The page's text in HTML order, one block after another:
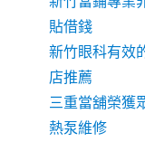
貼借錢
新竹眼科有效
店推薦
三重當舖榮獲
熱泵維修